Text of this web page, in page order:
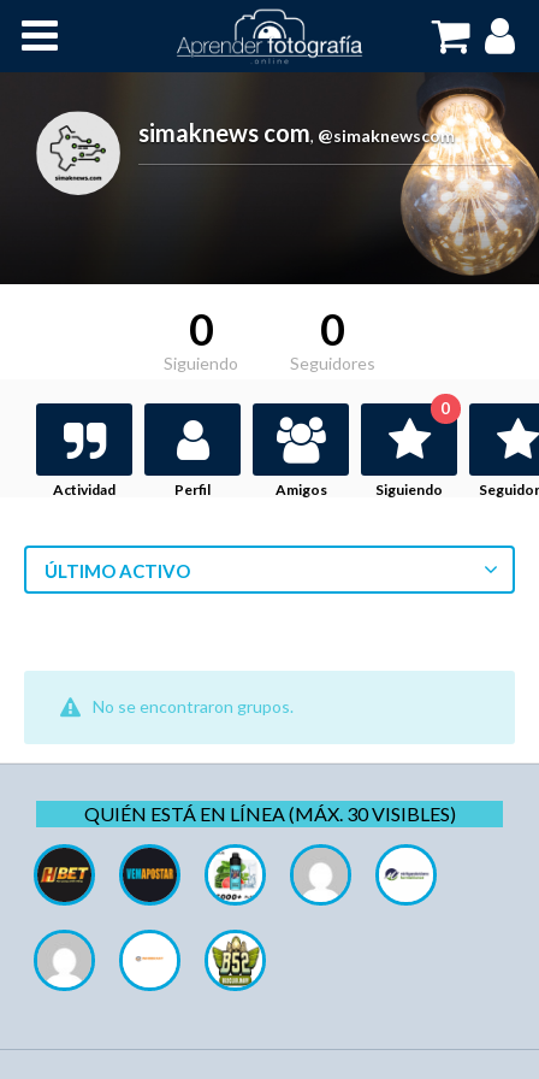
Cursos OnLine
simaknews com, @simaknewscom
0
Siguiendo
0
Seguidores
Actividad Perfil Amigos Siguiendo
0
ÚLTIMO ACTIVO
No se encontraron grupos.
QUIÉN ESTÁ EN LÍNEA (MÁX. 30 VISIBLES)